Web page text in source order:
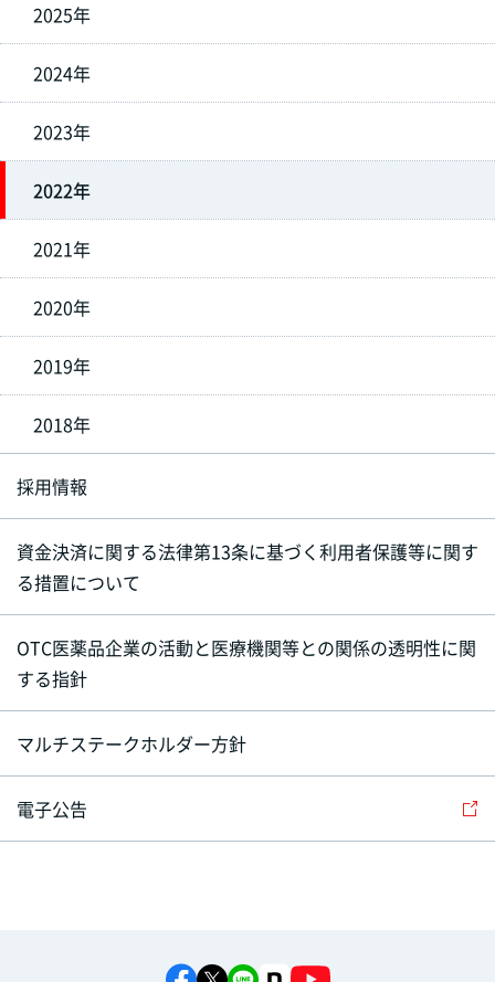
2025年
2024年
2023年
2022年
2021年
2020年
2019年
2018年
採用情報
資金決済に関する法律第13条に基づく利用者保護等に関す
る措置について
OTC医薬品企業の活動と医療機関等との関係の透明性に関
する指針
マルチステークホルダー方針
電子公告